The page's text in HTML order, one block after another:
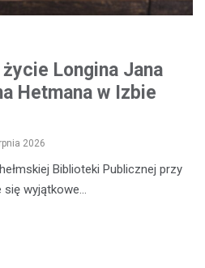
życie Longina Jana
Hetmana w Izbie
2026
Biblioteki Publicznej przy
się wyjątkowe…